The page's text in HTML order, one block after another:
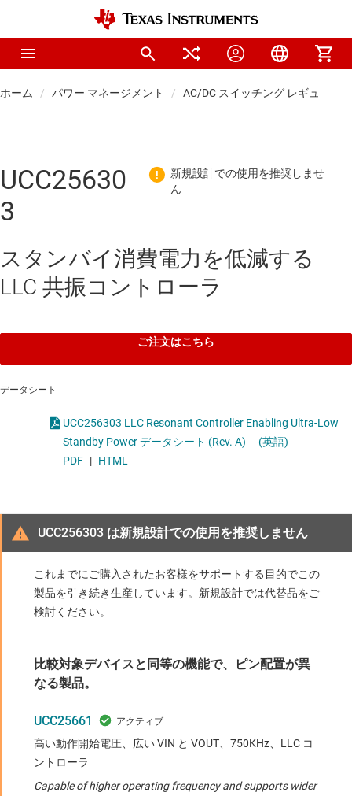
ホーム パワー マネージメント AC/DC スイッチング レギュレータ
UCC25630
3
スタンバイ消費電力を低減する
LLC 共振コントローラ
ご注文はこちら
データシート
UCC256303 LLC Resonant Controller Enabling Ultra-Low
Standby Power データシート (Rev. A)
(英語)
PDF | HTML
UCC256303 は新規設計での使用を推奨しません
これまでにご購入されたお客様をサポートする目的でこの
製品を引き続き生産しています。新規設計では代替品をご
検討ください。
比較対象デバイスと同等の機能で、ピン配置が異
なる製品。
UCC25661
高い動作開始電圧、広い VIN と VOUT、750KHz、LLC コ
ントローラ
Capable of higher operating frequency and supports wider